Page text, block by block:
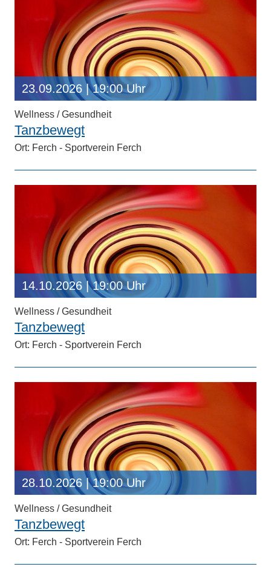
23.09.2026 | 19:00 Uhr
Wellness / Gesundheit
Tanzbewegt
Ort: Ferch - Sportverein Ferch
14.10.2026 | 19:00 Uhr
Wellness / Gesundheit
Tanzbewegt
Ort: Ferch - Sportverein Ferch
28.10.2026 | 19:00 Uhr
Wellness / Gesundheit
Tanzbewegt
Ort: Ferch - Sportverein Ferch